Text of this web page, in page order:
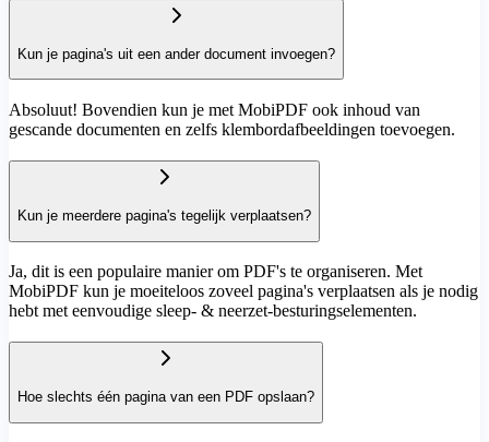
Kun je pagina's uit een ander document invoegen?
Absoluut! Bovendien kun je met MobiPDF ook inhoud van
gescande documenten en zelfs klembordafbeeldingen toevoegen.
Kun je meerdere pagina's tegelijk verplaatsen?
Ja, dit is een populaire manier om PDF's te organiseren. Met
MobiPDF kun je moeiteloos zoveel pagina's verplaatsen als je nodig
hebt met eenvoudige sleep- & neerzet-besturingselementen.
Hoe slechts één pagina van een PDF opslaan?